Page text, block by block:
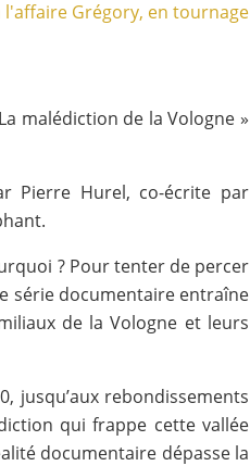
malédiction de la Vologne »
Pierre Hurel, co-écrite par
? Pour tenter de percer
série documentaire entraîne
de la Vologne et leurs
jusqu’aux rebondissements
qui frappe cette vallée
documentaire dépasse la